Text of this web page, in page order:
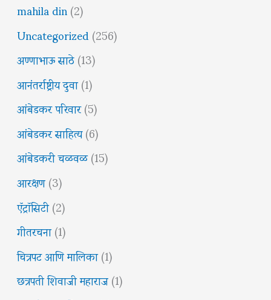
mahila din(2)
Uncategorized(256)
अण्णाभाऊ साठे(13)
आनंतर्राष्ट्रीय दुवा(1)
आंबेडकर परिवार(5)
आंबेडकर साहित्य(6)
आंबेडकरी चळवळ(15)
आरक्षण(3)
ऍट्रॉसिटी(2)
गीतरचना(1)
चित्रपट आणि मालिका(1)
छत्रपती शिवाजी महाराज(1)